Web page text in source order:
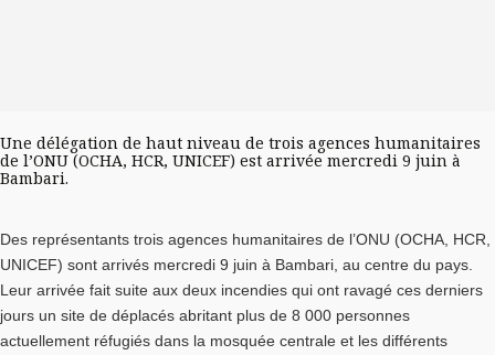
Une délégation de haut niveau de trois agences humanitaires
de l’ONU (OCHA, HCR, UNICEF) est arrivée mercredi 9 juin à
Bambari.
Des représentants trois agences humanitaires de l’ONU (OCHA, HCR,
UNICEF) sont arrivés mercredi 9 juin à Bambari, au centre du pays.
Leur arrivée fait suite aux deux incendies qui ont ravagé ces derniers
jours un site de déplacés abritant plus de 8 000 personnes
actuellement réfugiés dans la mosquée centrale et les différents